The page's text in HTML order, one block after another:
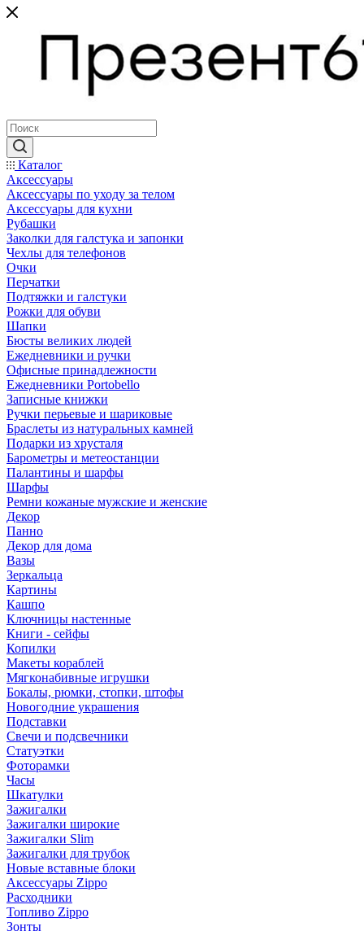
Каталог
Аксессуары
Аксессуары по уходу за телом
Аксессуары для кухни
Рубашки
Заколки для галстука и запонки
Чехлы для телефонов
Очки
Перчатки
Подтяжки и галстуки
Рожки для обуви
Шапки
Бюсты великих людей
Ежедневники и ручки
Офисные принадлежности
Ежедневники Portobello
Записные книжки
Ручки перьевые и шариковые
Браслеты из натуральных камней
Подарки из хрусталя
Барометры и метеостанции
Палантины и шарфы
Шарфы
Ремни кожаные мужские и женские
Декор
Панно
Декор для дома
Вазы
Зеркальца
Картины
Кашпо
Ключницы настенные
Книги - сейфы
Копилки
Макеты кораблей
Мягконабивные игрушки
Бокалы, рюмки, стопки, штофы
Новогодние украшения
Подставки
Свечи и подсвечники
Статуэтки
Фоторамки
Часы
Шкатулки
Зажигалки
Зажигалки широкие
Зажигалки Slim
Зажигалки для трубок
Новые вставные блоки
Аксессуары Zippo
Расходники
Топливо Zippo
Зонты